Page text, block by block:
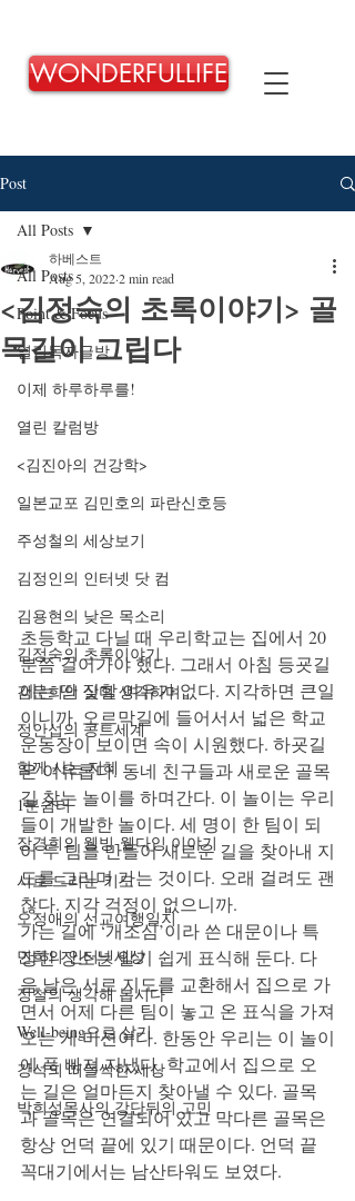
WONDERFULLIFE
Post
All Posts
Point & Focus
열린독자글방
이제 하루하루를!
열린 칼럼방
<김진아의 건강학>
일본교포 김민호의 파란신호등
주성철의 세상보기
김정인의 인터넷 닷 컴
김용현의 낮은 목소리
김정숙의 초록이야기
김문희의 살며 생각하며
정안섭의 콩트세계
함께 사는 지혜
1분쉼터
장경희의 웰빙-웰다잉 이야기
시로 드리는 기도
오정애의 선교여행일지
민희의 인터넷세상
정철의 생각해 봅시다
Well-being으로 살기
강석의 떠들썩한 세상
박희성목사의 강단뒤의 고민
All Posts
<김정숙의 초록이야기> 골
목길이 그립다
하베스트
Aug 5, 20222 min read
초등학교 다닐 때 우리학교는 집에서 20
분쯤 걸어가야 했다. 그래서 아침 등굣길
에는 딴 짓할 여유가 없다. 지각하면 큰일
이니까. 오르막길에 들어서서 넓은 학교
운동장이 보이면 속이 시원했다. 하굣길
은 여유롭다. 동네 친구들과 새로운 골목
길 찾는 놀이를 하며간다. 이 놀이는 우리
들이 개발한 놀이다. 세 명이 한 팀이 되
어 두 팀을 만들어 새로운 길을 찾아내 지
도를 그리며 가는 것이다. 오래 걸려도 괜
찮다. 지각 걱정이 없으니까.
가는 길에 ‘개조심’이라 쓴 대문이나 특
정한 장소는 알기 쉽게 표식해 둔다. 다
음 날은 서로 지도를 교환해서 집으로 가
면서 어제 다른 팀이 놓고 온 표식을 가져
오는 게 미션이다. 한동안 우리는 이 놀이
에 푹 빠져 지냈다. 학교에서 집으로 오
는 길은 얼마든지 찾아낼 수 있다. 골목
과 골목은 연결되어 있고 막다른 골목은
항상 언덕 끝에 있기 때문이다. 언덕 끝
꼭대기에서는 남산타워도 보였다.